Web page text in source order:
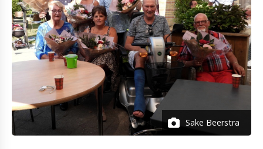
Sake Beerstra